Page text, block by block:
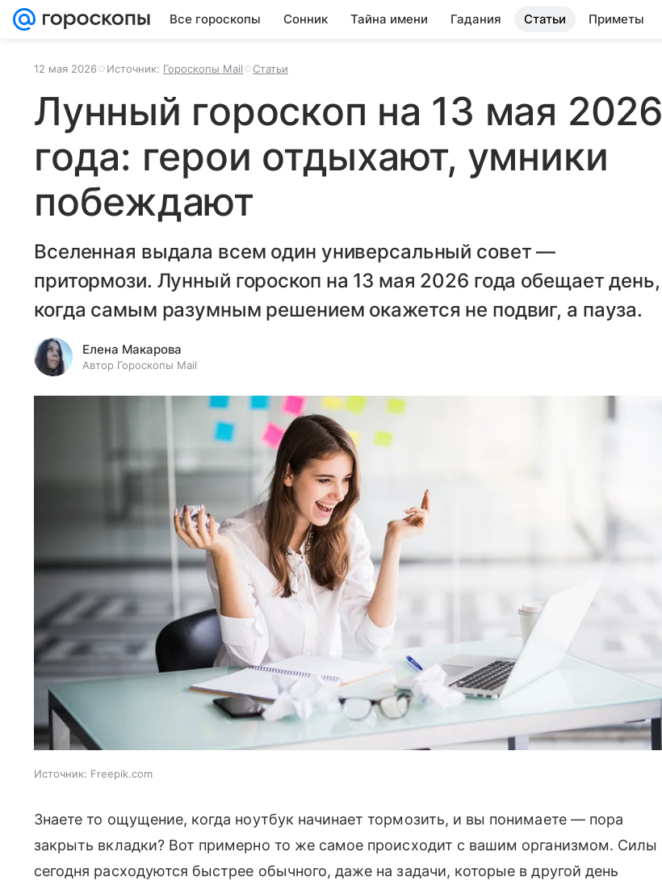
Все гороскопы Сонник Тайна имени Гадания Статьи Приметы
12 мая 2026 Источник: Гороскопы Mail Статьи
Лунный гороскоп на 13 мая 2026
года: герои отдыхают, умники
побеждают
Вселенная выдала всем один универсальный совет —
притормози. Лунный гороскоп на 13 мая 2026 года обещает день,
когда самым разумным решением окажется не подвиг, а пауза.
Елена Макарова
Автор Гороскопы Mail
Источник: Freepik.com
Знаете то ощущение, когда ноутбук начинает тормозить, и вы понимаете — пора
закрыть вкладки? Вот примерно то же самое происходит с вашим организмом. Силы
сегодня расходуются быстрее обычного, даже на задачи, которые в другой день